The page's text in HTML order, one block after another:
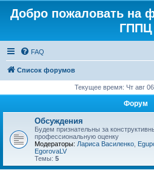
Добро пожаловать на
ГППЦ
FAQ
Список форумов
Текущее время: Чт авг
Форум
Обсуждения
Будем признательны за
профессиональную оценку
Модераторы: Лариса Василенко
EgorovaLV
Темы: 5